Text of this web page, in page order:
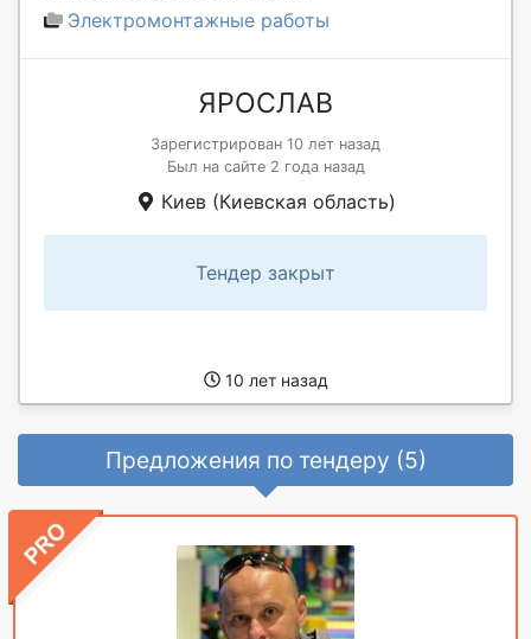
Электромонтажные работы
ЯРОСЛАВ
Зарегистрирован 10 лет назад
Был на сайте 2 года назад
Киев (Киевская область)
Тендер закрыт
10 лет назад
Предложения по тендеру (5)